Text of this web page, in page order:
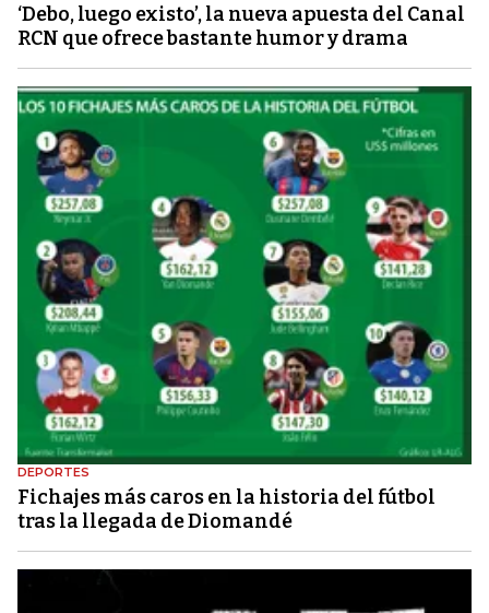
‘Debo, luego existo’, la nueva apuesta del Canal
RCN que ofrece bastante humor y drama
DEPORTES
Fichajes más caros en la historia del fútbol
tras la llegada de Diomandé